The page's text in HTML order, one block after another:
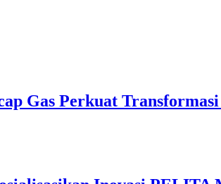
Gas Perkuat